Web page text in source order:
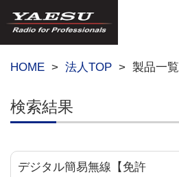
HOME 法人TOP 製品一覧
検索結果
デジタル簡易無線【免許